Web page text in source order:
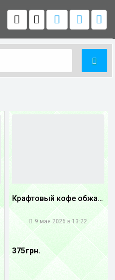
Крафтовый кофе обжареный купаж арабики 5...
9 мая 2026 в 13:22
375 грн.